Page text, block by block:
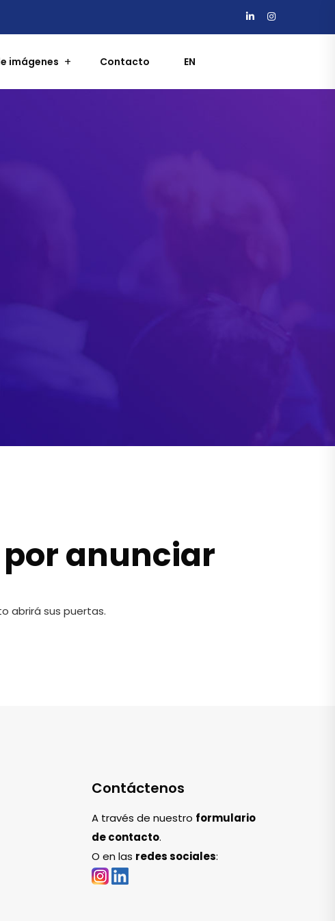
imágenes Contacto EN
anunciar
abrirá sus puertas.
Contáctenos
A través de nuestro formulario
de contacto.
O en las redes sociales: